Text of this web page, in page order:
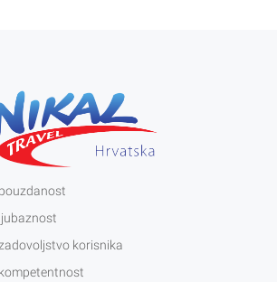
pouzdanost
ljubaznost
korisnika
kompetentnost